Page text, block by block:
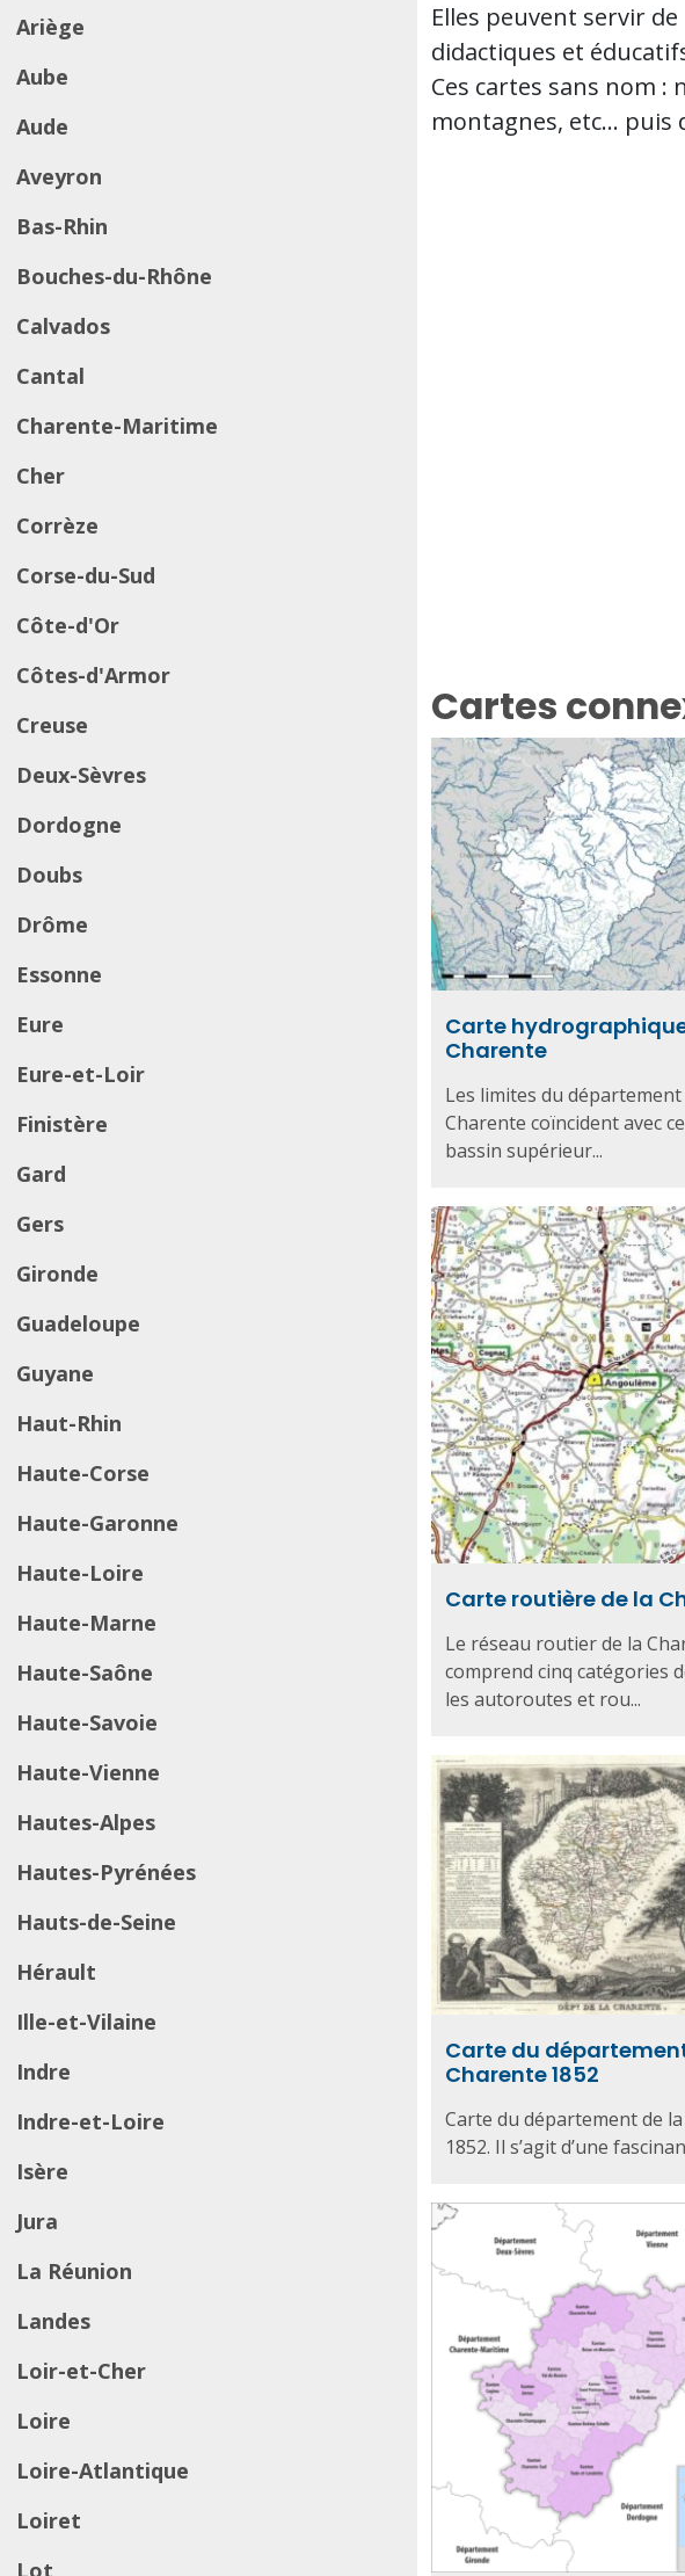
Ariège
Aube
Aude
Aveyron
Bas-Rhin
Bouches-du-Rhône
Calvados
Cantal
Charente-Maritime
Cher
Corrèze
Corse-du-Sud
Côte-d'Or
Côtes-d'Armor
Creuse
Deux-Sèvres
Dordogne
Doubs
Drôme
Essonne
Eure
Eure-et-Loir
Finistère
Gard
Gers
Gironde
Guadeloupe
Guyane
Haut-Rhin
Haute-Corse
Haute-Garonne
Haute-Loire
Haute-Marne
Haute-Saône
Haute-Savoie
Haute-Vienne
Hautes-Alpes
Hautes-Pyrénées
Hauts-de-Seine
Hérault
Ille-et-Vilaine
Indre
Indre-et-Loire
Isère
Jura
La Réunion
Landes
Loir-et-Cher
Loire
Loire-Atlantique
Loiret
Lot
Elles peuvent servir
didactiques et
Ces cartes sans nom :
montagnes, etc… puis
Cartes
Carte
Charente
Les limites du département
Charente coïncident avec
bassin supérieur...
Carte routière de la
Le réseau routier de la
comprend cinq catégories
les autoroutes et rou...
Carte du
Charente 1852
Carte du département de
1852. Il s’agit d’une